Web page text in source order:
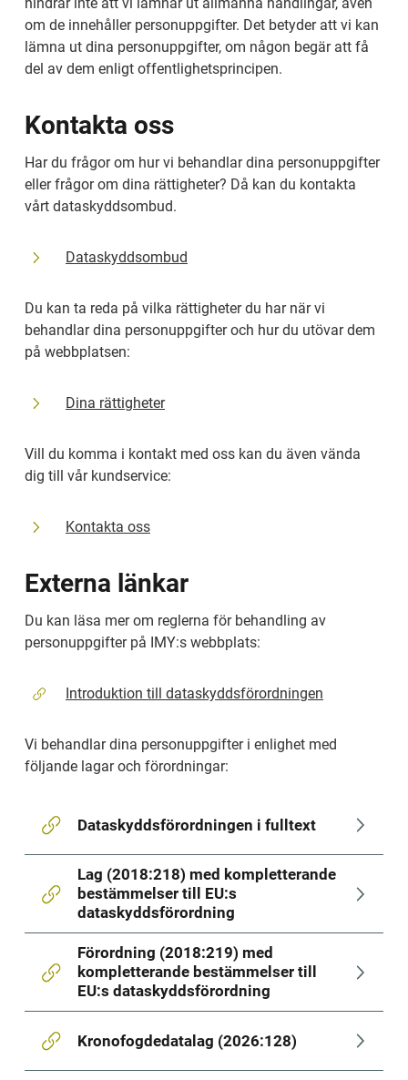
om de innehåller personuppgifter. Det betyder att vi kan
lämna ut dina personuppgifter, om någon begär att få
del av dem enligt offentlighetsprincipen.
Kontakta oss
Har du frågor om hur vi behandlar dina personuppgifter
eller frågor om dina rättigheter? Då kan du kontakta
vårt dataskyddsombud.
Dataskyddsombud
Du kan ta reda på vilka rättigheter du har när vi
behandlar dina personuppgifter och hur du utövar dem
på webbplatsen:
Dina rättigheter
Vill du komma i kontakt med oss kan du även vända
dig till vår kundservice:
Kontakta oss
Externa länkar
Du kan läsa mer om reglerna för behandling av
personuppgifter på IMY:s webbplats:
Introduktion till dataskyddsförordningen
Vi behandlar dina personuppgifter i enlighet med
följande lagar och förordningar:
Dataskydds­förordningen i fulltext
Lag (2018:218) med kompletterande
bestämmelser till EU:s
dataskyddsförordning
Förordning (2018:219) med
kompletterande bestämmelser till
EU:s dataskyddsförordning
Kronofogdedatalag (2026:128)